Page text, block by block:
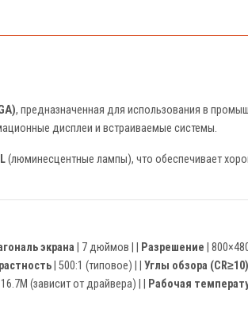
, предназначенная для использования в
дисплеи и встраиваемые системы.
(люминесцентные лампы), что обеспечивает
экрана | 7 дюймов | | Разрешение |
| 500:1 (типовое) | | Углы обзора (CR≥10)
16.7M (зависит от драйвера) | | Рабочая